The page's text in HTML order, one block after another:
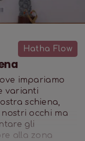
Hatha Flow
impariamo
varianti
schiena,
occhi ma
gli
alla zona